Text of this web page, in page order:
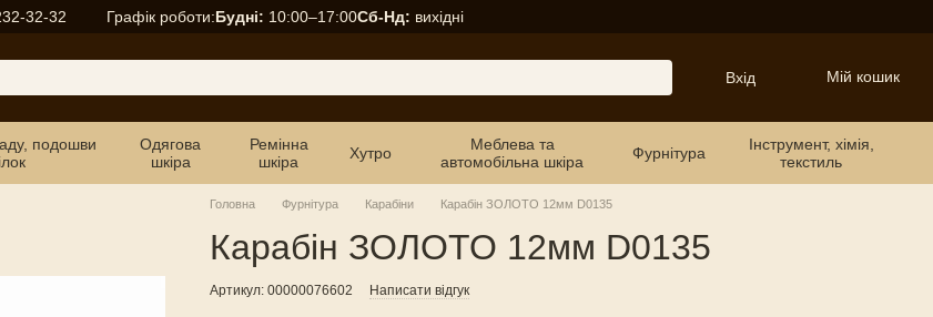
32-32 Графік роботи:Будні: 10:00–17:00Сб-Нд: вихідні
Вхід Мій кошик
подошви
Одягова
шкіра
Ремінна
шкіра
Хутро
Меблева та
автомобільна шкіра
Фурнітура
Інструмент, хімія,
текстиль
Головна Фурнітура Карабіни Карабін ЗОЛОТО 12мм D0135
Карабін ЗОЛОТО 12мм D0135
Артикул: 00000076602 Написати відгук